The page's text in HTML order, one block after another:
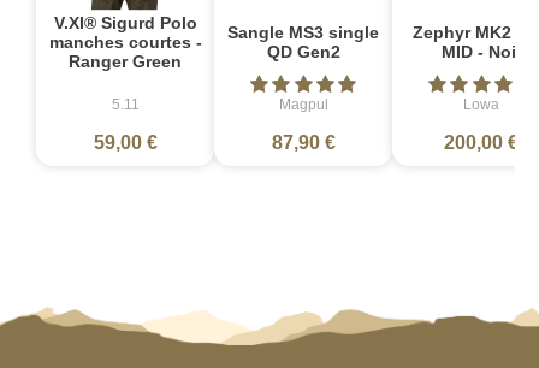
V.XI® Sigurd Polo
manches courtes -
Ranger Green
5.11
59,00 €
Sangle MS3 single
QD Gen2
Magpul
87,90 €
Zephyr MK2
MID - Noir
Lowa
200,00 €